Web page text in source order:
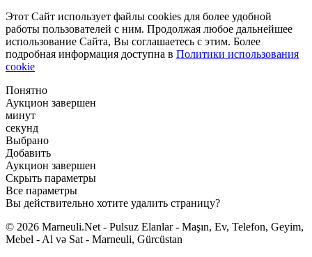
Этот Сайт использует файлы cookies для более удобной
работы пользователей с ним. Продолжая любое дальнейшее
использование Сайта, Вы соглашаетесь с этим. Более
подробная информация доступна в Политики использования
cookie
Понятно
Аукцион завершен
минут
секунд
Выбрано
Добавить
Аукцион завершен
Скрыть параметры
Все параметры
Вы действительно хотите удалить страницу?
© 2026 Marneuli.Net - Pulsuz Elanlar - Maşın, Ev, Telefon, Geyim,
Mebel - Al və Sat - Marneuli, Gürcüstan